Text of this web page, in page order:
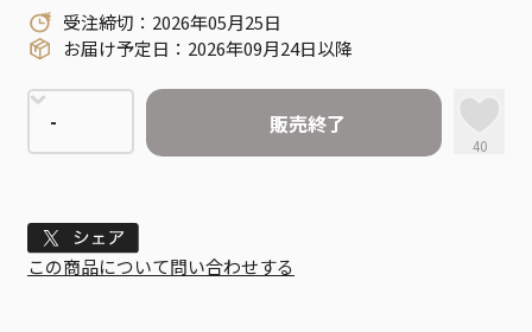
受注締切：2026年05月25日
お届け予定日：2026年09月24日以降
販売終了
40
Tweet
この商品について問い合わせする